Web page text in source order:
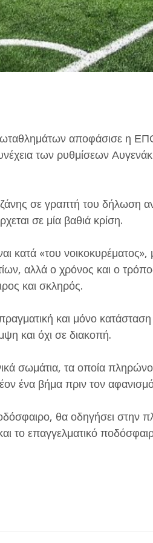
αποφάσισε η
των ρυθμίσεων
σε γραπτή του δήλωση
σε μία βαθιά κρίση.
κατά «του
αλλά ο χρόνος και ο
και σκληρός.
και μόνο κατάσταση
και όχι σε διακοπή.
σωμάτια, τα οποία
ένα βήμα πριν τον
θα οδηγήσει στην
το επαγγελματικό